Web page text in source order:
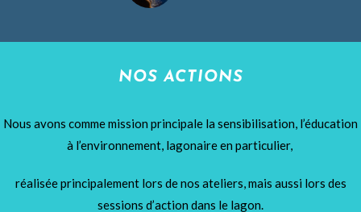
NOS ACTIONS
Nous avons comme mission principale la sensibilisation, l’éducation
à l’environnement, lagonaire en particulier,
réalisée principalement lors de nos ateliers, mais aussi lors des
sessions d’action dans le lagon.